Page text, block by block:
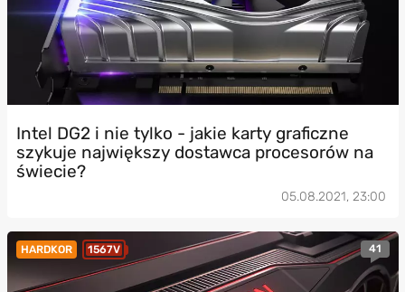
Intel DG2 i nie tylko - jakie karty graficzne
szykuje największy dostawca procesorów na
świecie?
05.08.2021, 23:00
HARDKOR 1567V 41